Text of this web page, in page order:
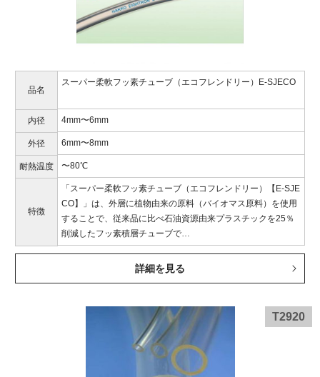
品名
スーパー柔軟フッ素チューブ（エコフレンドリー）E-SJECO
内径 4mm〜6mm
外径 6mm〜8mm
耐熱温度 〜80℃
特徴
「スーパー柔軟フッ素チューブ（エコフレンドリー）【E-SJE
CO】」は、外層に植物由来の原料（バイオマス原料）を使用
することで、従来品に比べ石油資源由来プラスチックを25％
削減したフッ素積層チューブで…
詳細を見る
T2920